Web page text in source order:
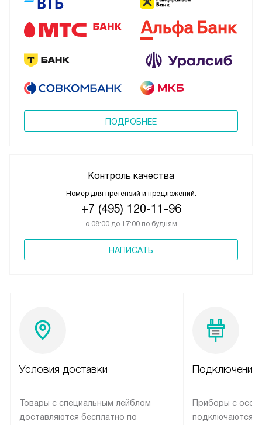
ПОДРОБНЕЕ
Контроль качества
Номер для претензий и предложений:
+7 (495) 120-11-96
с 08:00 до 17:00 по будням
НАПИСАТЬ
Условия доставки
Товары с специальным лейблом
доставляются бесплатно по
Подключение
Приборы с
подключаются к